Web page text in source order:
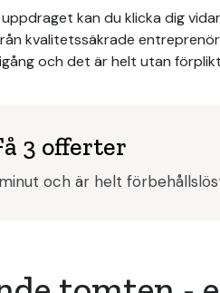
kan du klicka dig
kvalitetssäkrade
och det är helt utan
3 offerter
och är helt